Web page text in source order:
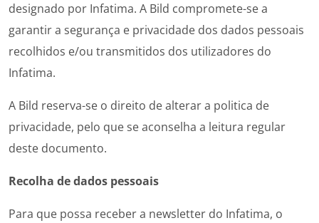
designado por Infatima. A Bild compromete-se a
garantir a segurança e privacidade dos dados pessoais
recolhidos e/ou transmitidos dos utilizadores do
Infatima.
A Bild reserva-se o direito de alterar a politica de
privacidade, pelo que se aconselha a leitura regular
deste documento.
Recolha de dados pessoais
Para que possa receber a newsletter do Infatima, o